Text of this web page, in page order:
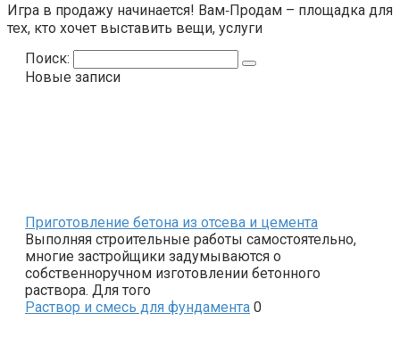
Игра в продажу начинается! Вам‑Продам – площадка для
тех, кто хочет выставить вещи, услуги
Поиск:
Новые записи
Приготовление бетона из отсева и цемента
Выполняя строительные работы самостоятельно,
многие застройщики задумываются о
собственноручном изготовлении бетонного
раствора. Для того
Раствор и смесь для фундамента 0